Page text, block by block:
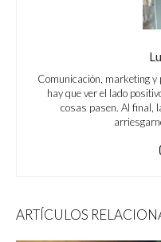
Comunicación, marketing y
hay que ver el lado
cosas pasen. Al final,
ARTÍCULOS